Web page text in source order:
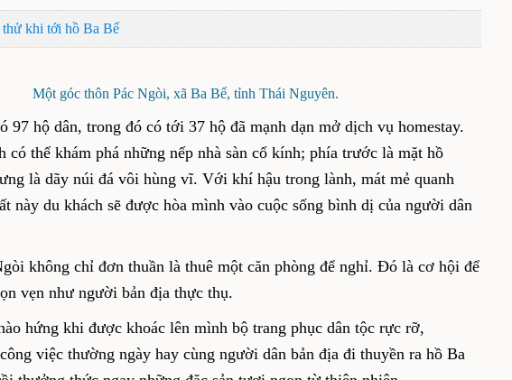
khi tới hồ Ba Bể
Một góc thôn Pác Ngòi, xã Ba Bể, tỉnh Thái Nguyên.
97 hộ dân, trong đó có tới 37 hộ đã mạnh dạn mở dịch vụ homestay.
có thể khám phá những nếp nhà sàn cổ kính; phía trước là mặt hồ
là dãy núi đá vôi hùng vĩ. Với khí hậu trong lành, mát mẻ quanh
này du khách sẽ được hòa mình vào cuộc sống bình dị của người dân
không chỉ đơn thuần là thuê một căn phòng để nghỉ. Đó là cơ hội để
vẹn như người bản địa thực thụ.
hứng khi được khoác lên mình bộ trang phục dân tộc rực rỡ,
việc thường ngày hay cùng người dân bản địa đi thuyền ra hồ Ba